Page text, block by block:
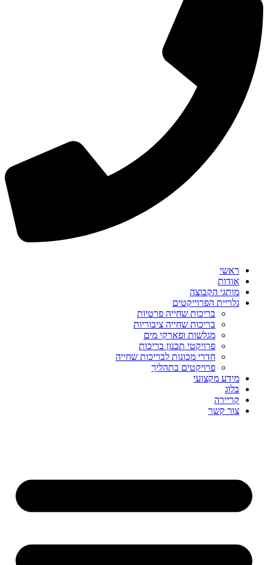
ראשי
אודות
מותגי הקבוצה
גלריית הפרוייקטים
בריכות שחייה פרטיות
בריכות שחייה ציבוריות
מגלשות ופארקי מים
פרויקטי תכנון בריכות
חדרי מכונות לבריכות שחייה
פרויקטים בתהליך
מידע מקצועי
בלוג
קריירה
צור קשר